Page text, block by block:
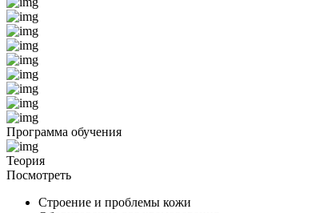
Программа обучения
Теория
Посмотреть
Строение и проблемы кожи